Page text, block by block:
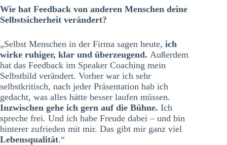
Wie hat Feedback von anderen Menschen deine
Selbstsicherheit verändert?
„Selbst Menschen in der Firma sagen heute, ich
wirke ruhiger, klar und überzeugend. Außerdem
hat das Feedback im Speaker Coaching mein
Selbstbild verändert. Vorher war ich sehr
selbstkritisch, nach jeder Präsentation hab ich
gedacht, was alles hätte besser laufen müssen.
Inzwischen gehe ich gern auf die Bühne. Ich
spreche frei. Und ich habe Freude dabei – und bin
hinterer zufrieden mit mir. Das gibt mir ganz viel
Lebensqualität.“